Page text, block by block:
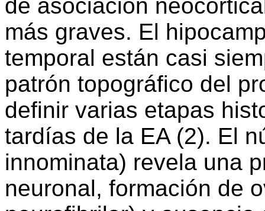
de asociación
más graves. El
temporal están casi
patrón topográfico del
definir varias etapas
tardías de la EA (2). El
innominata) revela una
neuronal, formación de